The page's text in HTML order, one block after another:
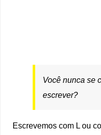
Você nunca se
escrever?
Escrevemos com L ou